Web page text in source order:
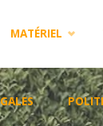
MATÉRIEL